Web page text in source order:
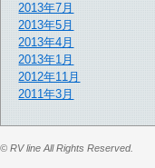
2013年7月
2013年5月
2013年4月
2013年1月
2012年11月
2011年3月
© RV line All Rights Reserved.